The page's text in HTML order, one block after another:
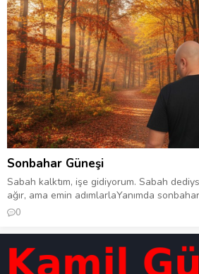
Sonbahar Güneşi
Sabah kalktım, işe gidiyorum. ‎Sabah
ağır, ama emin adımlarla‎Yanımda
0